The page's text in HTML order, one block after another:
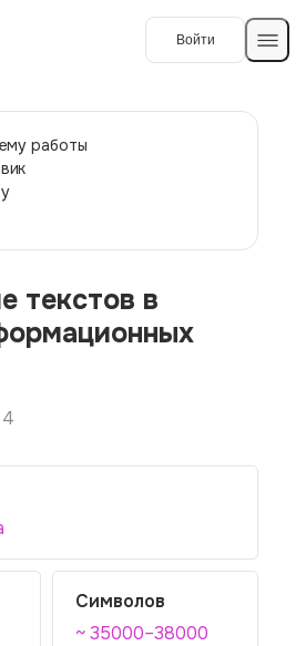
Войти
работы
текстов в
4
Символов
~ 35000–38000